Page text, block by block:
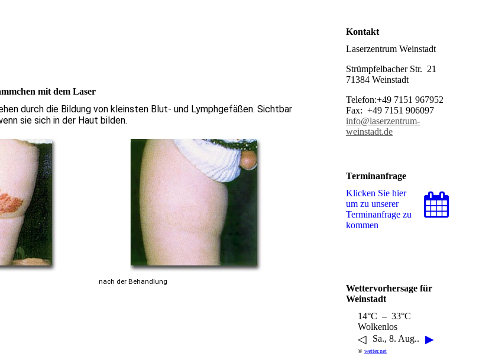
mit dem Laser
durch die Bildung von kleinsten Blut- und Lymphgefäßen. Sichtbar
sie sich in der Haut bilden.
nach der Behandlung
Kontakt
Laserzentrum Weinstadt
Strümpfelbacher Str. 21
71384 Weinstadt
Telefon:+49 7151 967952
Fax: +49 7151 906097
info@laserzentrum-
weinstadt.de
Terminanfrage
Klicken Sie hier
um zu unserer
Terminanfrage zu
kommen
Wettervorhersage für
Weinstadt
14°C – 33°C
Wolkenlos
◁ Sa., 8. Aug.. ▶
© wetter.net